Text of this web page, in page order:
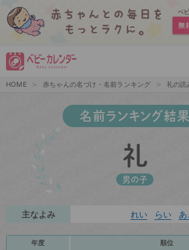
HOME 赤ちゃんの名づけ・名前ランキング 礼の読
名前ランキング結果
礼
男の子
主なよみ れい らい あ
年度 順位